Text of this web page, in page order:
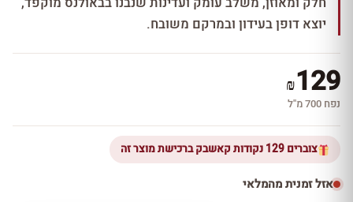
יוצא דופן בעידון ובמרקם משובח.
₪129
נפח 700 מ''ל
צוברים 129 נקודות קאשבק ברכישת מוצר זה
אזל זמנית מהמלאי